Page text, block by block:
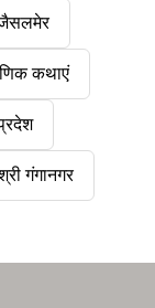
कथाएं
गंगानगर